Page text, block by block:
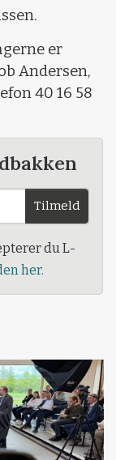
er
Andersen,
40 16 58
Tilmeld
du L-
her.